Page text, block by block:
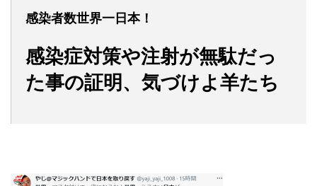
感染者数世界一日本！
感染症対策や注射が無駄だっ
た事の証明、気づけよ羊たち